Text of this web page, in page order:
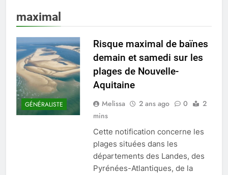
maximal
GÉNÉRALISTE
Risque maximal de baïnes
demain et samedi sur les
plages de Nouvelle-
Aquitaine
Melissa 2 ans ago 0
2
mins
Cette notification concerne les
plages situées dans les
départements des Landes, des
Pyrénées-Atlantiques, de la